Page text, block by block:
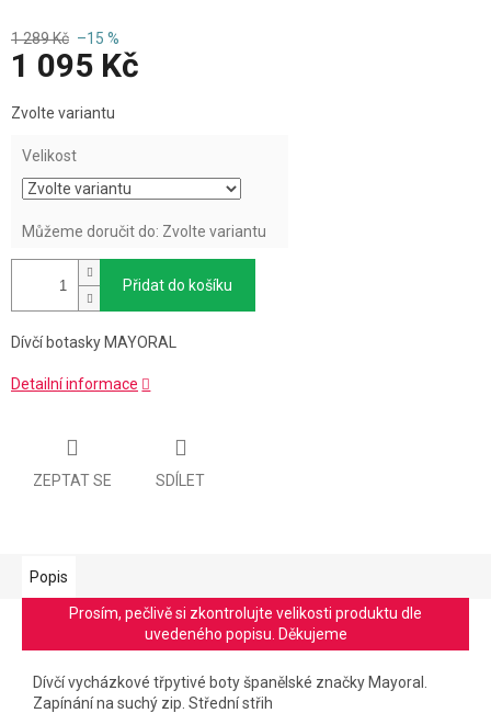
1 289 Kč –15 %
1 095 Kč
cena:
Zvolte variantu
Velikost
Můžeme doručit do: Zvolte variantu
Přidat do košíku
Dívčí botasky MAYORAL
Detailní informace
ZEPTAT SE SDÍLET
Popis
Prosím, pečlivě si zkontrolujte velikosti produktu dle
uvedeného popisu. Děkujeme
Dívčí vycházkové třpytivé boty španělské značky Mayoral.
Zapínání na suchý zip. Střední střih